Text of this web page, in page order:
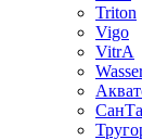
Triton
Vigo
VitrA
СанТа